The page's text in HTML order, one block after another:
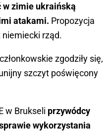
w zimie ukraińską
atakami. Propozycja
rząd.
zgodziły się,
szczyt poświęcony
w Brukseli przywódcy
wykorzystania